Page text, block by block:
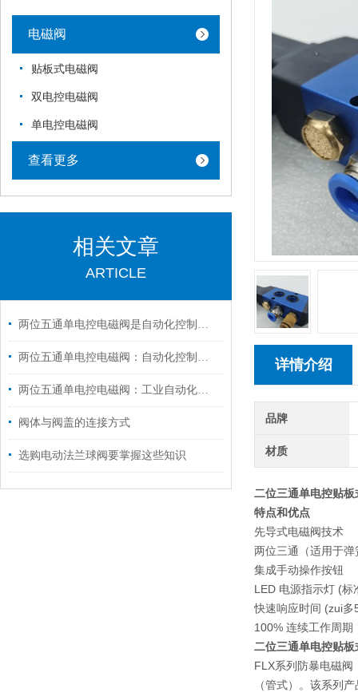
详情介绍
品牌
材质
二位三通单电控贴
特点和优点
先导式电磁阀技术
两位三通（适用于
集成手动操作按钮
LED 电源指示灯 (标
快速响应时间 (zui多
100% 连续工作周期
二位三通单电控贴
FLX系列防暴电磁阀
（管式）。该系列
电磁阀
贴板式电磁阀
双电控电磁阀
单电控电磁阀
查看更多
相关文章
ARTICLE
两位五通单电控电磁阀是自动化控制的灵动开关
两位五通单电控电磁阀：自动化控制的关键元件
两位五通单电控电磁阀：工业自动化的关键元件
阀体与阀盖的连接方式
选购电动法兰球阀要掌握这些知识